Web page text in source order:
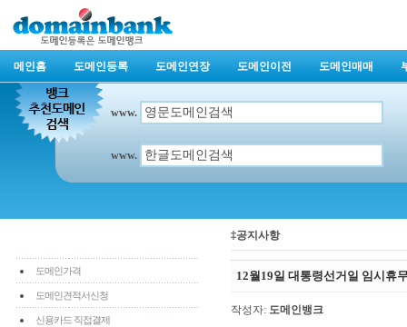
메인홈 도메인등록 도메인연장 도메인이전 도메인매매
www.
www.
도메인가격
도메인견적서신청
신용카드 직접결제
‡공지사항
12월19일 대통령선거일 임시휴
작성자: 도메인뱅크